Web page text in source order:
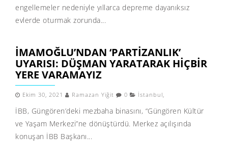
engellemeler nedeniyle yıllarca depreme dayanıksız
evlerde oturmak zorunda...
İMAMOĞLU’NDAN ‘PARTİZANLIK’
UYARISI: DÜŞMAN YARATARAK HİÇBİR
YERE VARAMAYIZ
Ekim 30, 2021 Ramazan Yiğit 0 İstanbul,
İBB, Güngören’deki mezbaha binasını, “Güngören Kültür
ve Yaşam Merkezi”ne dönüştürdü. Merkez açılışında
konuşan İBB Başkanı...